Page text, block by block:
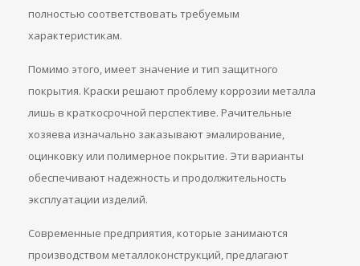
полностью соответствовать требуемым
характеристикам.
Помимо этого, имеет значение и тип защитного
покрытия. Краски решают проблему коррозии металла
лишь в краткосрочной перспективе. Рачительные
хозяева изначально заказывают эмалирование,
оцинковку или полимерное покрытие. Эти варианты
обеспечивают надежность и продолжительность
эксплуатации изделий.
Современные предприятия, которые занимаются
производством металлоконструкций, предлагают